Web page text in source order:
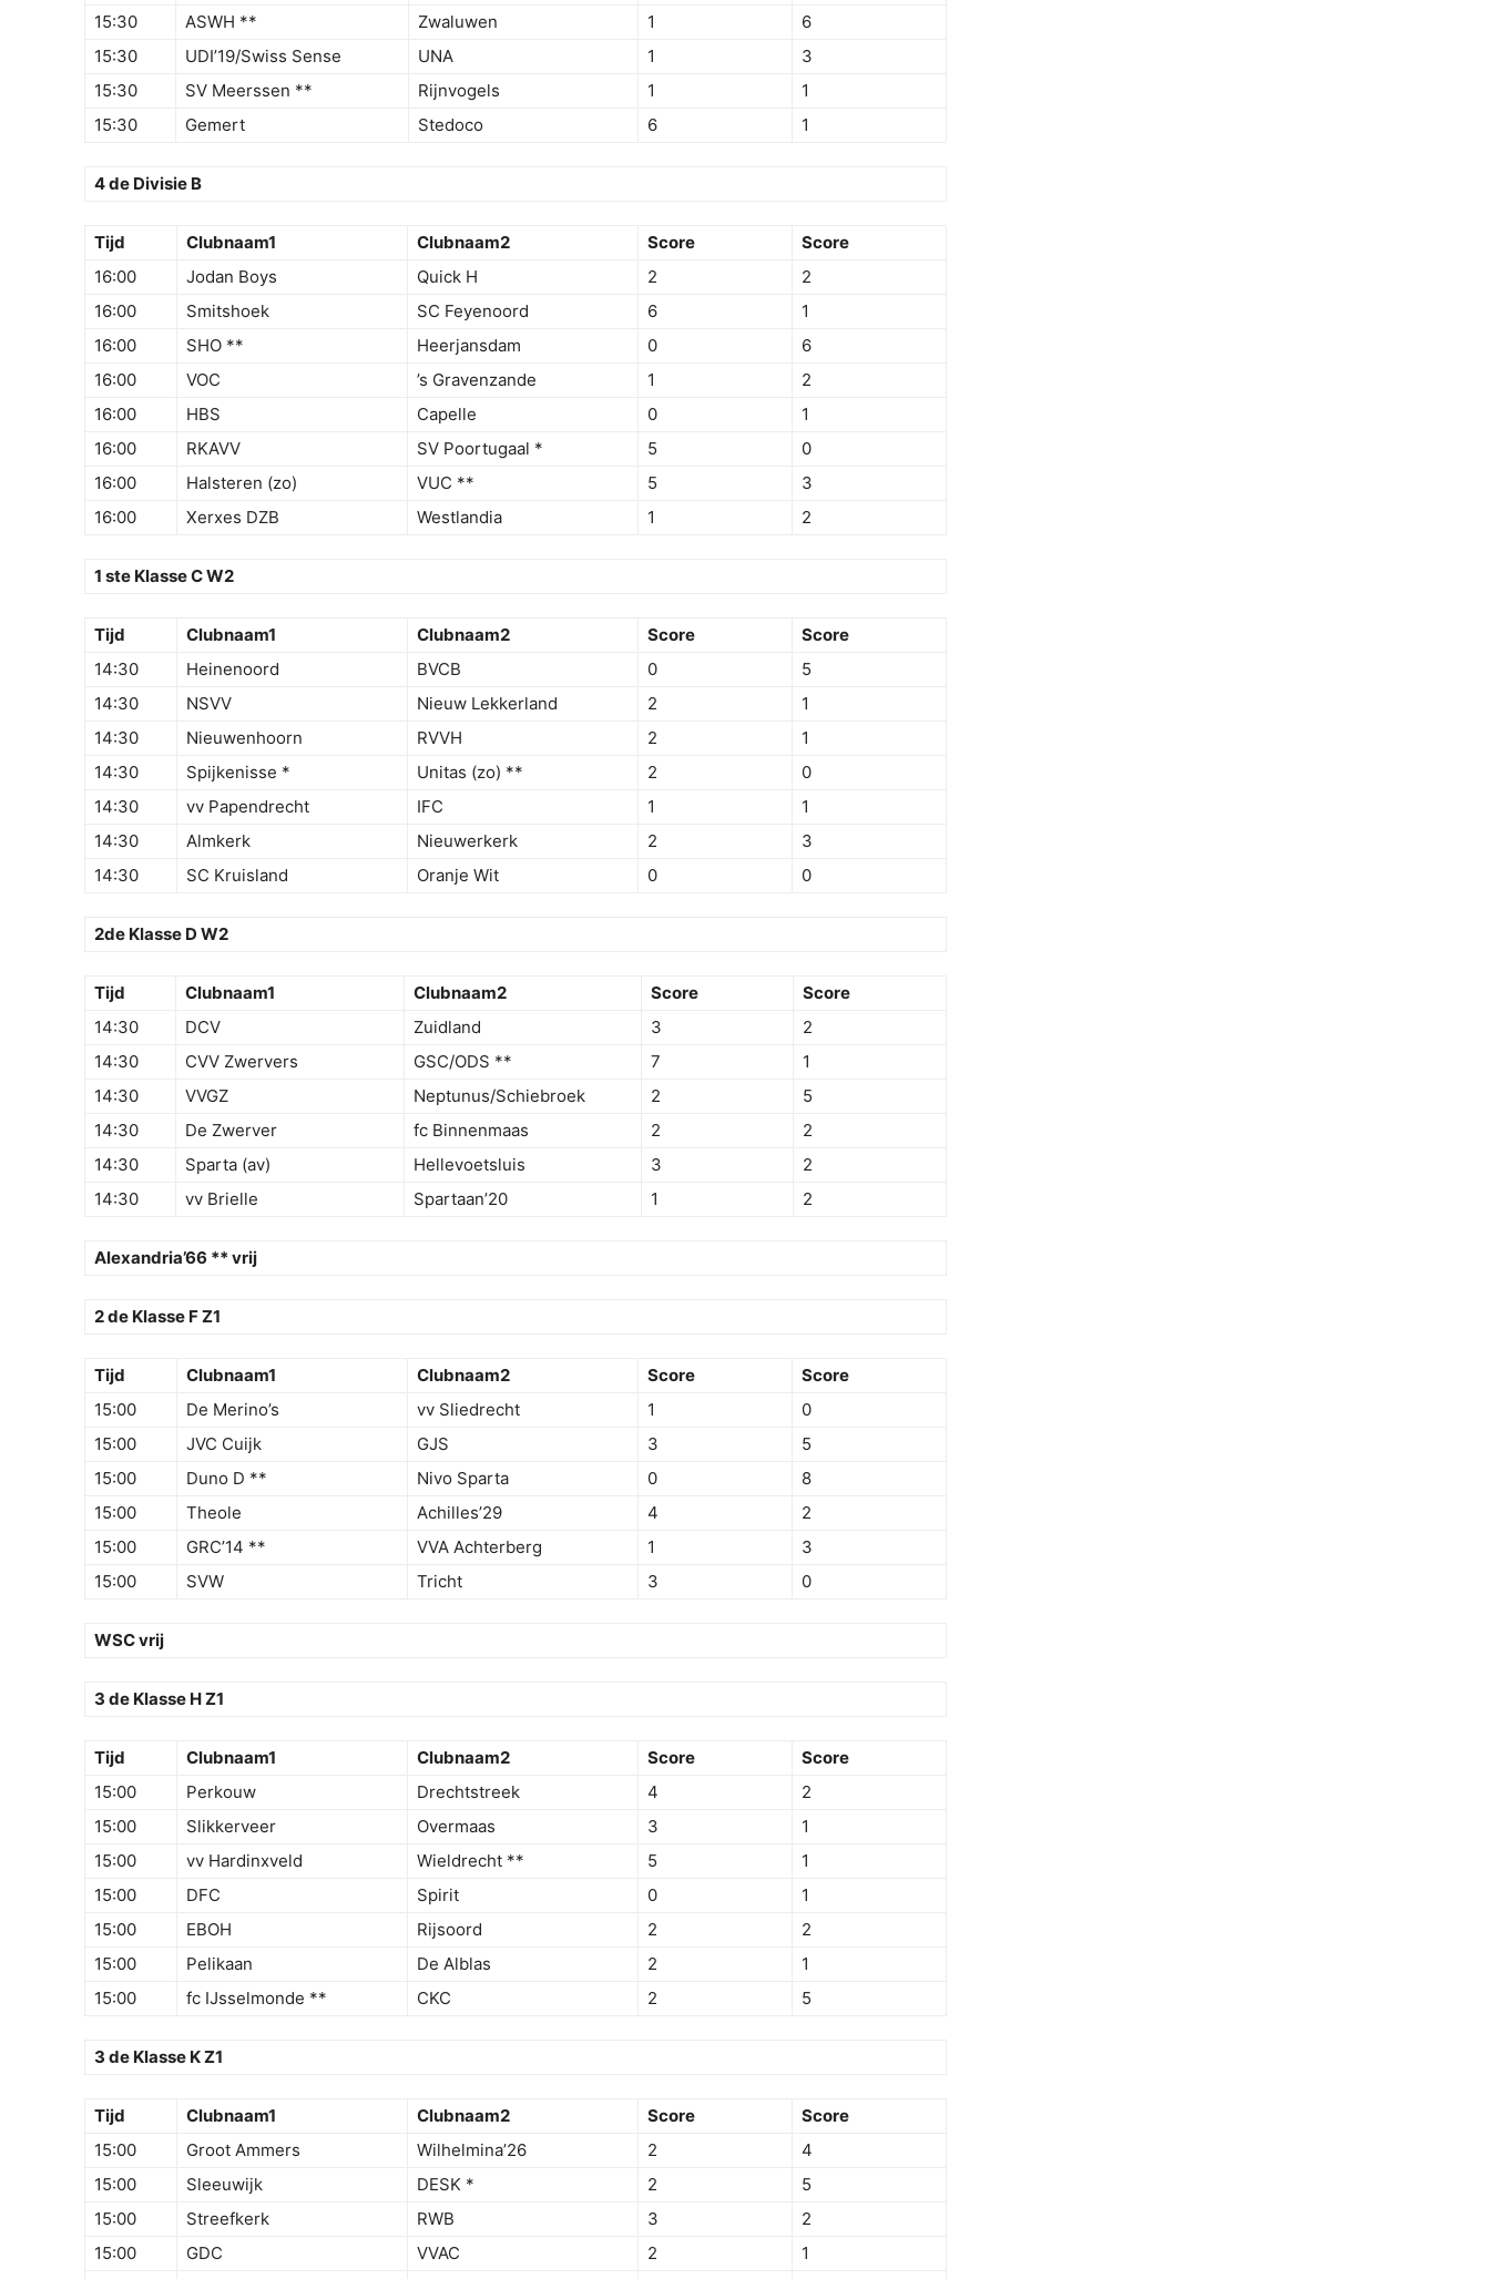
15:30
ASWH ** Zwaluwen 1
6
15:30
UDI’19/Swiss Sense UNA 1
3
15:30
SV Meerssen ** Rijnvogels 1
1
15:30
Gemert Stedoco 6 1
4 de Divisie B
Tijd Clubnaam1 Clubnaam2 Score
Score
16:00
Jodan Boys Quick H 2
2
16:00
Smitshoek SC Feyenoord 6
1
16:00
SHO ** Heerjansdam 0
6
16:00
VOC ’s Gravenzande 1
2
16:00
HBS Capelle 0
1
16:00
RKAVV SV Poortugaal * 5
0
16:00
Halsteren (zo) VUC ** 5
3
16:00
Xerxes DZB Westlandia 1 2
1 ste Klasse C W2
Tijd Clubnaam1 Clubnaam2 Score
Score
14:30
Heinenoord BVCB 0
5
14:30
NSVV Nieuw Lekkerland 2
1
14:30
Nieuwenhoorn RVVH 2
1
14:30
Spijkenisse * Unitas (zo) ** 2
0
14:30
vv Papendrecht IFC 1
1
14:30
Almkerk Nieuwerkerk 2
3
14:30
SC Kruisland Oranje Wit 0 0
2de Klasse D W2
Tijd Clubnaam1 Clubnaam2 Score
Score
14:30
DCV Zuidland 3
2
14:30
CVV Zwervers GSC/ODS ** 7
1
14:30
VVGZ Neptunus/Schiebroek 2
5
14:30
De Zwerver fc Binnenmaas 2
2
14:30
Sparta (av) Hellevoetsluis 3
2
14:30
vv Brielle Spartaan’20 1 2
Alexandria’66 ** vrij
2 de Klasse F Z1
Tijd Clubnaam1 Clubnaam2 Score
Score
15:00
De Merino’s vv Sliedrecht 1
0
15:00
JVC Cuijk GJS 3
5
15:00
Duno D ** Nivo Sparta 0
8
15:00
Theole Achilles’29 4
2
15:00
GRC’14 ** VVA Achterberg 1
3
15:00
SVW Tricht 3 0
WSC vrij
3 de Klasse H Z1
Tijd Clubnaam1 Clubnaam2 Score
Score
15:00
Perkouw Drechtstreek 4
2
15:00
Slikkerveer Overmaas 3
1
15:00
vv Hardinxveld Wieldrecht ** 5
1
15:00
DFC Spirit 0
1
15:00
EBOH Rijsoord 2
2
15:00
Pelikaan De Alblas 2
1
15:00
fc IJsselmonde ** CKC 2 5
3 de Klasse K Z1
Tijd Clubnaam1 Clubnaam2 Score
Score
15:00
Groot Ammers Wilhelmina’26 2
4
15:00
Sleeuwijk DESK * 2
5
15:00
Streefkerk RWB 3
2
15:00
GDC VVAC 2
1